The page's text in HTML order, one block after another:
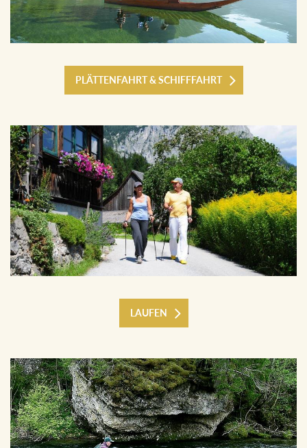
PLÄTTENFAHRT & SCHIFFFAHRT
LAUFEN